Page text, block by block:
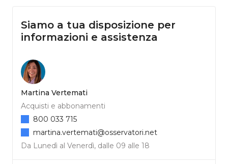
Siamo a tua disposizione per
informazioni e assistenza
Martina Vertemati
Acquisti e abbonamenti
Da Lunedì al Venerdì, dalle 09 alle 18
800 033 715
martina.vertemati@osservatori.net